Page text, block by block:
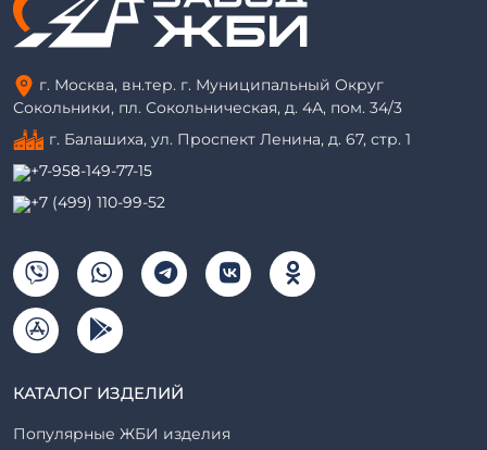
г. Москва, вн.тер. г. Муниципальный Округ
Сокольники, пл. Сокольническая, д. 4А, пом. 34/3
г. Балашиха, ул. Проспект Ленина, д. 67, стр. 1
+7-958-149-77-15
+7 (499) 110-99-52
КАТАЛОГ ИЗДЕЛИЙ
Популярные ЖБИ изделия